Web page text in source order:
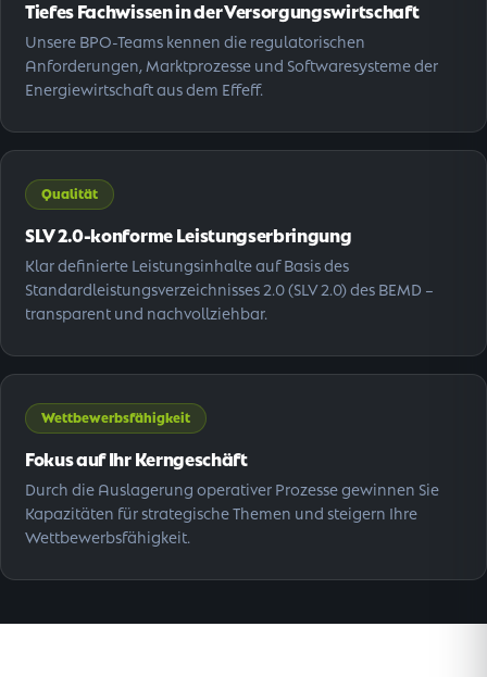
Tiefes Fachwissen in der Versorgungswirtschaft
Unsere BPO-Teams kennen die regulatorischen
Anforderungen, Marktprozesse und Softwaresysteme der
Energiewirtschaft aus dem Effeff.
Qualität
SLV 2.0-konforme Leistungserbringung
Klar definierte Leistungsinhalte auf Basis des
Standardleistungsverzeichnisses 2.0 (SLV 2.0) des BEMD –
transparent und nachvollziehbar.
Wettbewerbsfähigkeit
Fokus auf Ihr Kerngeschäft
Durch die Auslagerung operativer Prozesse gewinnen Sie
Kapazitäten für strategische Themen und steigern Ihre
Wettbewerbsfähigkeit.